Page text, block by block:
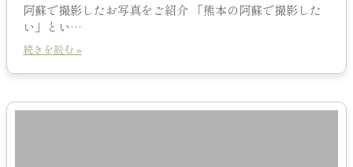
阿蘇で撮影したお写真をご紹介 「熊本の阿蘇で撮影した
い」とい…
続きを読む »